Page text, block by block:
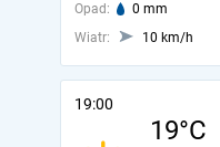
Opad: 0 mm
Wiatr:
10 km/h
19:00
19°C